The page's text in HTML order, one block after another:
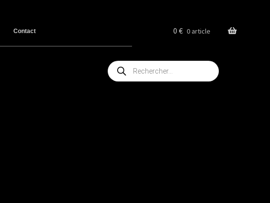
Contact 0€ 0 article
Recherche
de
produits